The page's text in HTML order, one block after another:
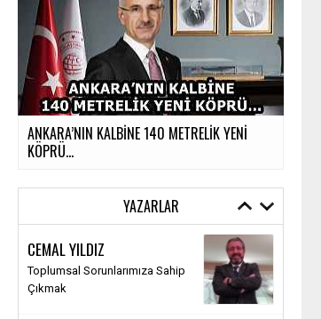
ANKARA’NIN KALBİNE 140 METRELİK YENİ
KÖPRÜ…
YAZARLAR
CEMAL YILDIZ
Toplumsal Sorunlarımıza Sahip
Çıkmak